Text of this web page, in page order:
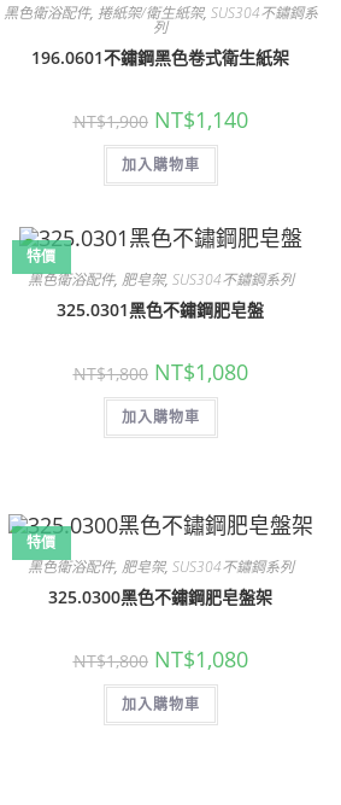
在
品
頁
擇
選
項
黑色衛浴配件, 捲紙架/衛生紙架, SUS304不鏽鋼系
列
196.0601不鏽鋼黑色卷式衛生紙架
NT$1,900 原
始
價
格：
NT$1,900。
NT$1,140目
前
加入購物車
特價
黑色衛浴配件, 肥皂架, SUS304不鏽鋼系列
325.0301黑色不鏽鋼肥皂盤
NT$1,800 原
始
價
格：
NT$1,800。
NT$1,080目
前
加入購物車
特價
黑色衛浴配件, 肥皂架, SUS304不鏽鋼系列
325.0300黑色不鏽鋼肥皂盤架
NT$1,800 原
始
價
格：
NT$1,800。
NT$1,080目
前
加入購物車